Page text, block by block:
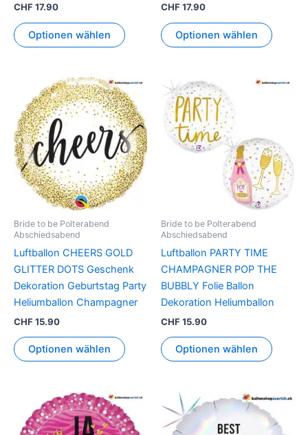
CHF17.90
Optionen wählen
CHF17.90
Optionen wählen
Bride to be Polterabend
Abschiedsabend
Luftballon CHEERS GOLD
GLITTER DOTS Geschenk
Dekoration Geburtstag Party
Heliumballon Champagner
CHF15.90
Optionen wählen
Bride to be Polterabend
Abschiedsabend
Luftballon PARTY TIME
CHAMPAGNER POP THE
BUBBLY Folie Ballon
Dekoration Heliumballon
CHF15.90
Optionen wählen